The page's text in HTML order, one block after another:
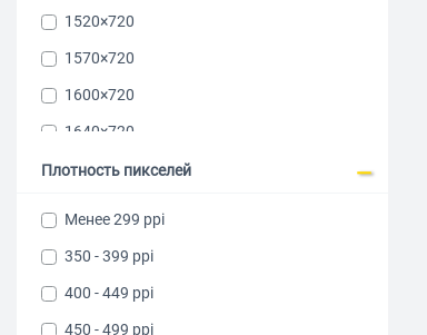
1520×720
1570×720
1600×720
1640×720
2340×1080
Плотность пикселей
Менее 299 ppi
350 - 399 ppi
400 - 449 ppi
450 - 499 ppi